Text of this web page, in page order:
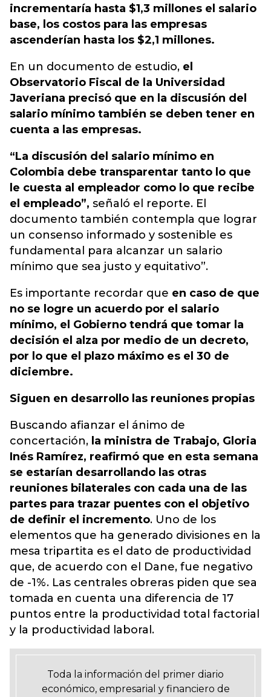
incrementaría hasta $1,3 millones el salario
base, los costos para las empresas
ascenderían hasta los $2,1 millones.
En un documento de estudio, el
Observatorio Fiscal de la Universidad
Javeriana precisó que en la discusión del
salario mínimo también se deben tener en
cuenta a las empresas.
“La discusión del salario mínimo en
Colombia debe transparentar tanto lo que
le cuesta al empleador como lo que recibe
el empleado”, señaló el reporte. El
documento también contempla que lograr
un consenso informado y sostenible es
fundamental para alcanzar un salario
mínimo que sea justo y equitativo”.
Es importante recordar que en caso de que
no se logre un acuerdo por el salario
mínimo, el Gobierno tendrá que tomar la
decisión el alza por medio de un decreto,
por lo que el plazo máximo es el 30 de
diciembre.
Siguen en desarrollo las reuniones propias
Buscando afianzar el ánimo de
concertación, la ministra de Trabajo, Gloria
Inés Ramírez, reafirmó que en esta semana
se estarían desarrollando las otras
reuniones bilaterales con cada una de las
partes para trazar puentes con el objetivo
de definir el incremento. Uno de los
elementos que ha generado divisiones en la
mesa tripartita es el dato de productividad
que, de acuerdo con el Dane, fue negativo
de -1%. Las centrales obreras piden que sea
tomada en cuenta una diferencia de 17
puntos entre la productividad total factorial
y la productividad laboral.
Toda la información del primer diario
económico, empresarial y financiero de